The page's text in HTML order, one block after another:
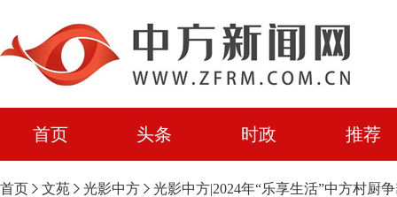
首页 头条 时政 推荐
首页 文苑 光影中方 光影中方|2024年“乐享生活”中方村厨